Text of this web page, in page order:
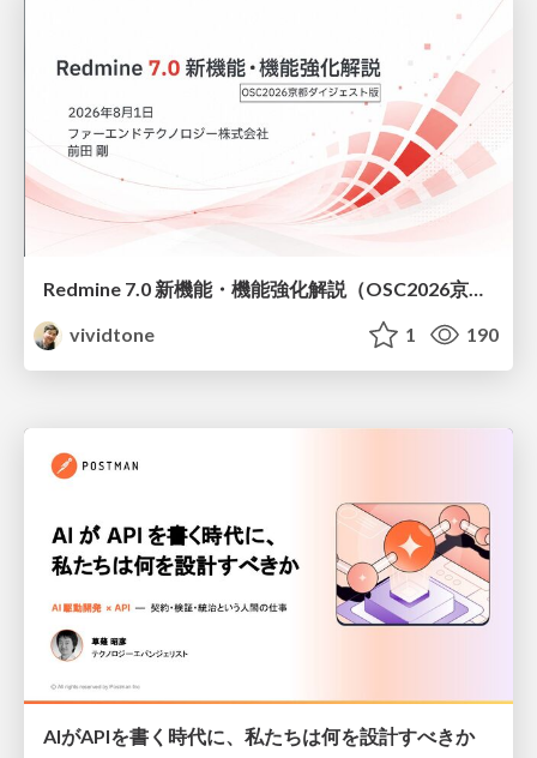
Redmine 7.0 新機能・機能強化解説（OSC2026京都ダイジェスト版）
vividtone
1 190
AIがAPIを書く時代に、私たちは何を設計すべきか